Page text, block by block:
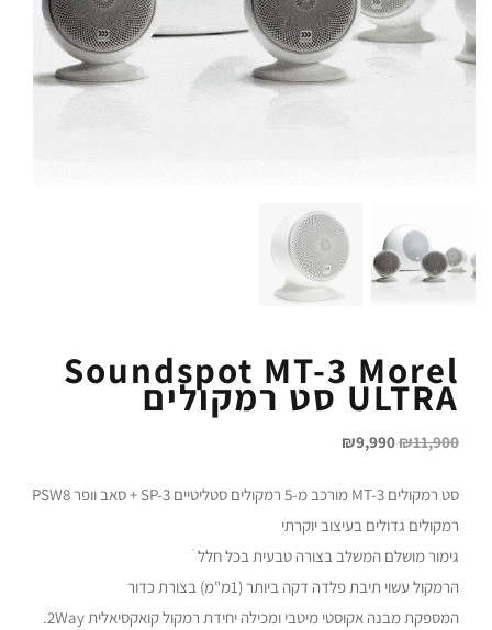
Soundspot MT-3 Morel
ULTRA סט רמקולים
₪11,900
₪9,990
סט רמקולים MT-3 מורכב מ-5 רמקולים סטליטיים SP-3 + סאב וופר PSW8
רמקולים גדולים בעיצוב יוקרתי
גימור מושלם המשלב בצורה טבעית בכל חלל ׁ
הרמקול עשוי תיבת פלדה דקה ביותר (1מ"מ) בצורת כדור
המספקת מבנה אקוסטי מיטבי ומכילה יחידת רמקול קואקסיאלית 2Way.